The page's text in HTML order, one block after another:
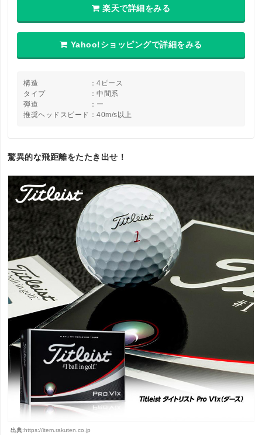
楽天で詳細をみる
Yahoo!ショッピングで詳細をみる
構造 ：4ピース
タイプ ：中間系
弾道 ：ー
推奨ヘッドスピード：40m/s以上
驚異的な飛距離をたたき出せ！
出典: https://item.rakuten.co.jp